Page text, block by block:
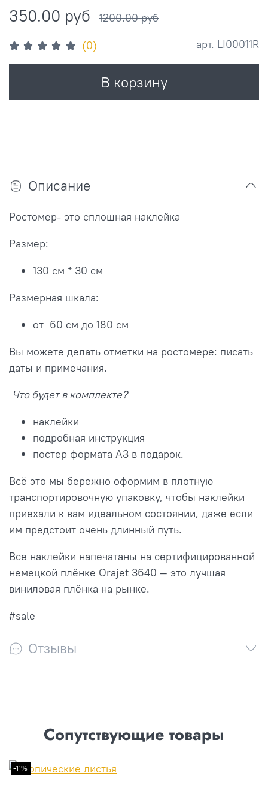
(0) арт. LI00011R
350.00 руб 1200.00 руб
В корзину
Описание
Ростомер- это сплошная наклейка
Размер:
130 см * 30 см
Размерная шкала:
от 60 см до 180 см
Вы можете делать отметки на ростомере: писать
даты и примечания.
Что будет в комплекте?
наклейки
подробная инструкция
постер формата А3 в подарок.
Всё это мы бережно оформим в плотную
транспортировочную упаковку, чтобы наклейки
приехали к вам идеальном состоянии, даже если
им предстоит очень длинный путь.
Все наклейки напечатаны на сертифицированной
немецкой плёнке Orajet 3640 — это лучшая
виниловая плёнка на рынке.
#sale
Отзывы
Сопутствующие товары
-11%